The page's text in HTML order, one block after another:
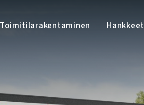
Toimitilarakentaminen Hankkeet